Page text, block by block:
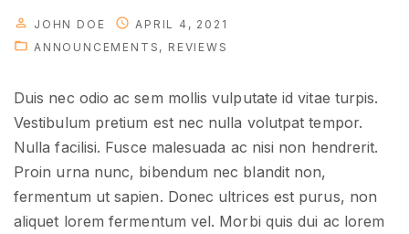
JOHN DOE
APRIL 4, 2021
ANNOUNCEMENTS
REVIEWS
Duis nec odio ac sem mollis vulputate id vitae turpis.
Vestibulum pretium est nec nulla volutpat tempor.
Nulla facilisi. Fusce malesuada ac nisi non hendrerit.
Proin urna nunc, bibendum nec blandit non,
fermentum ut sapien. Donec ultrices est purus, non
aliquet lorem fermentum vel. Morbi quis dui ac lorem